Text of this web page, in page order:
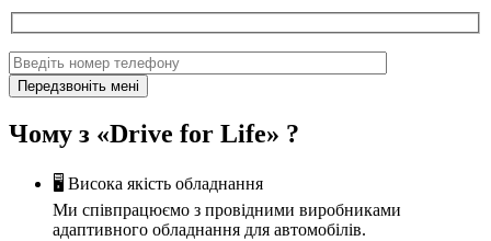
Чому з «Drive for Life» ?
🖥️ Висока якість обладнання
Ми співпрацюємо з провідними виробниками
адаптивного обладнання для автомобілів.